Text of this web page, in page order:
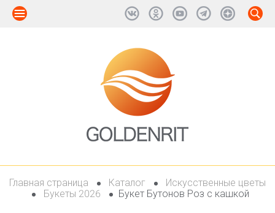
Главная страница Каталог
Искусственные цветы
Букеты 2026
Букет Бутонов Роз с кашкой